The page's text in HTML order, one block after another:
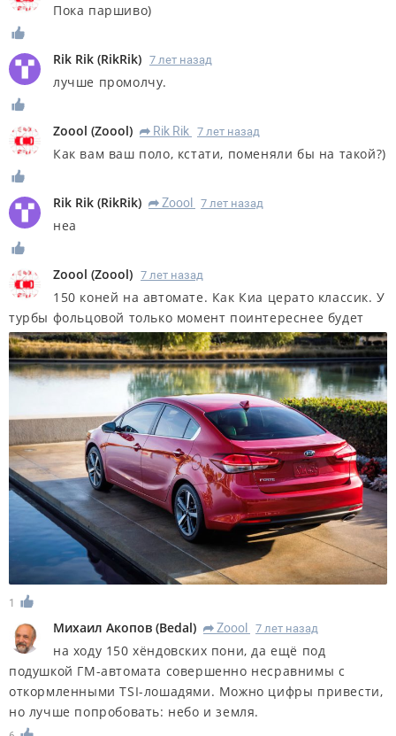
Пока паршиво)
Rik Rik (RikRik) 7 лет назад
лучше промолчу.
Zoool (Zoool) R Rik Rik 7 лет назад
Как вам ваш поло, кстати, поменяли бы на такой?)
Rik Rik (RikRik) R Zoool 7 лет назад
неа
Zoool (Zoool) 7 лет назад
150 коней на автомате. Как Киа церато классик. У
турбы фольцовой только момент поинтереснее будет
1
Михаил Акопов (Bedal) R Zoool 7 лет назад
на ходу 150 хёндовских пони, да ещё под
подушкой ГМ-автомата совершенно несравнимы с
откормленными TSI-лошадями. Можно цифры привести,
но лучше попробовать: небо и земля.